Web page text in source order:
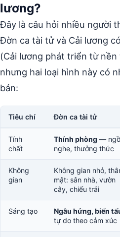
lương?
Đây là câu hỏi nhiều người
Đờn ca tài tử và Cải lương
(Cải lương phát triển từ
nhưng hai loại hình này có
bản:
Tiêu chí Đờn ca tài tử
Tính
chất
Thính phòng —
nghe, thưởng thức
Không
gian
Không gian nhỏ,
mật: sân nhà, vườn
cây, chiếu trải
Sáng tạo
Ngẫu hứng, biến
tự do theo cảm xúc